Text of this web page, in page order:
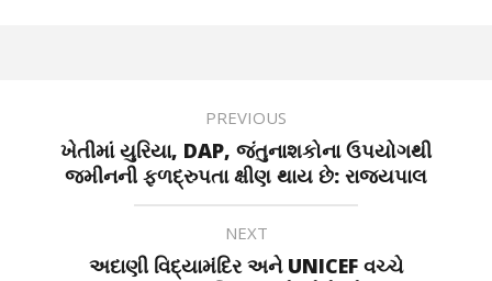
PREVIOUS
ખેતીમાં યુરિયા, DAP, જંતુનાશકોના ઉપયોગથી
જમીનની ફળદ્રુપતા ક્ષીણ થાય છે: રાજ્યપાલ
NEXT
અદાણી વિદ્યામંદિર અને UNICEF વચ્ચે